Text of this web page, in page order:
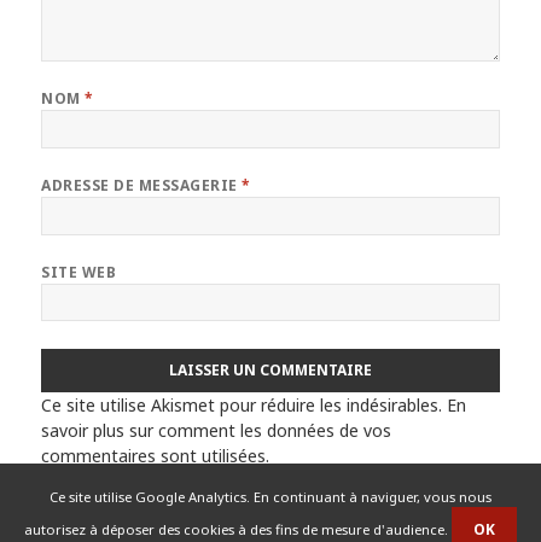
Ce site utilise Google Analytics. En continuant à naviguer, vous nous
autorisez à déposer des cookies à des fins de mesure d'audience.
NOM*
ADRESSE DE MESSAGERIE*
SITE WEB
Ce site utilise Akismet pour réduire les indésirables. En
savoir plus sur comment les données de vos
commentaires sont utilisées.